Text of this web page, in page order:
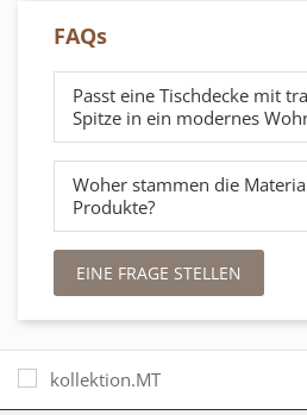
FAQs
Passt eine Tischdecke mit
Spitze in ein modernes
Woher stammen die
Produkte?
EINE FRAGE STELLEN